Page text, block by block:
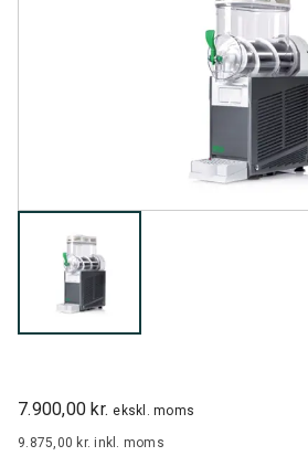
7.900,00 kr. ekskl. moms
9.875,00 kr.inkl. moms